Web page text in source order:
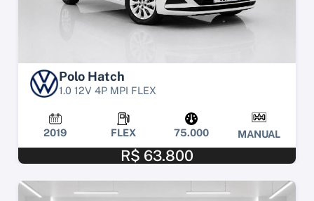
Polo Hatch
1.0 12V 4P MPI FLEX
2019 FLEX 75.000 MANUAL
R$ 63.800